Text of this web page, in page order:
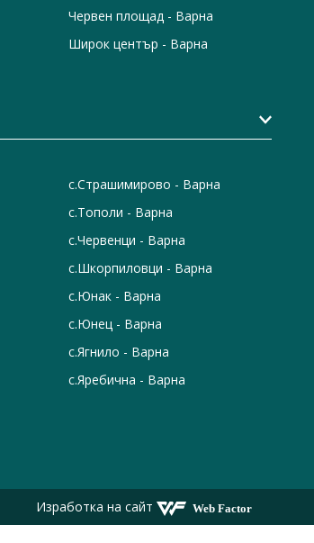
Червен площад - Варна
Широк център - Варна
с.Страшимирово - Варна
с.Тополи - Варна
с.Червенци - Варна
с.Шкорпиловци - Варна
с.Юнак - Варна
с.Юнец - Варна
с.Ягнило - Варна
с.Яребична - Варна
Изработка на сайт